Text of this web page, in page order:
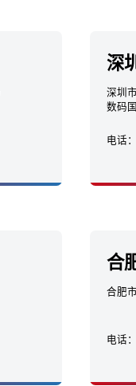
深
深圳
数码
电
合
合肥
电